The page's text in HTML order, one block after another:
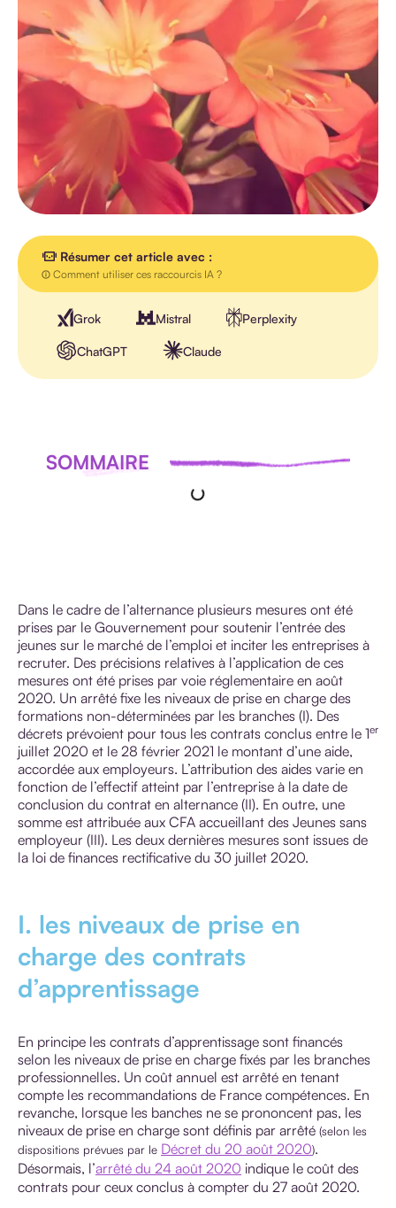
AGENDA
VIDEO
Résumer cet article avec :
Comment utiliser ces raccourcis IA ?
Grok Mistral Perplexity
ChatGPT Claude
SOMMAIRE
Dans le cadre de l’alternance plusieurs mesures ont été
prises par le Gouvernement pour soutenir l’entrée des
jeunes sur le marché de l’emploi et inciter les entreprises à
recruter. Des précisions relatives à l’application de ces
mesures ont été prises par voie réglementaire en août
2020. Un arrêté fixe les niveaux de prise en charge des
formations non-déterminées par les branches (I). Des
décrets prévoient pour tous les contrats conclus entre le 1er
juillet 2020 et le 28 février 2021 le montant d’une aide,
accordée aux employeurs. L’attribution des aides varie en
fonction de l’effectif atteint par l’entreprise à la date de
conclusion du contrat en alternance (II). En outre, une
somme est attribuée aux CFA accueillant des Jeunes sans
employeur (III). Les deux dernières mesures sont issues de
la loi de finances rectificative du 30 juillet 2020.
I. les niveaux de prise en
charge des contrats
d’apprentissage
En principe les contrats d’apprentissage sont financés
selon les niveaux de prise en charge fixés par les branches
professionnelles. Un coût annuel est arrêté en tenant
compte les recommandations de France compétences. En
revanche, lorsque les banches ne se prononcent pas, les
niveaux de prise en charge sont définis par arrêté (selon les
dispositions prévues par le Décret du 20 août 2020).
Désormais, l’arrêté du 24 août 2020 indique le coût des
contrats pour ceux conclus à compter du 27 août 2020.